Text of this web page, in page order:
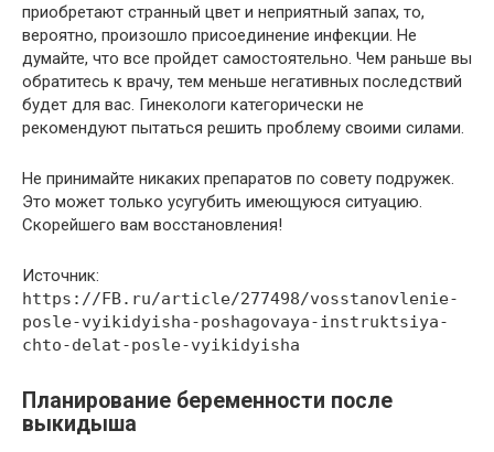
приобретают странный цвет и неприятный запах, то,
вероятно, произошло присоединение инфекции. Не
думайте, что все пройдет самостоятельно. Чем раньше вы
обратитесь к врачу, тем меньше негативных последствий
будет для вас. Гинекологи категорически не
рекомендуют пытаться решить проблему своими силами.
Не принимайте никаких препаратов по совету подружек.
Это может только усугубить имеющуюся ситуацию.
Скорейшего вам восстановления!
Источник:
https://FB.ru/article/277498/vosstanovlenie-
posle-vyikidyisha-poshagovaya-instruktsiya-
chto-delat-posle-vyikidyisha
Планирование беременности после
выкидыша